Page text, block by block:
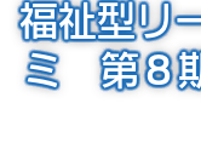
福祉型リ
ミ 第８